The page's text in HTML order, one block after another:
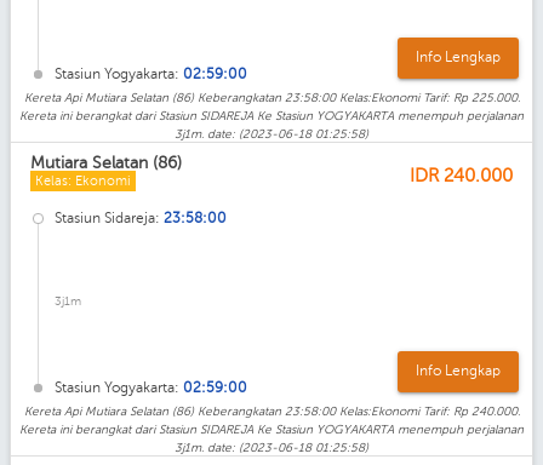
Stasiun Yogyakarta: 02:59:00
Info Lengkap
Kereta Api Mutiara Selatan (86) Keberangkatan 23:58:00 Kelas:Ekonomi Tarif: Rp 225.000.
Kereta ini berangkat dari Stasiun SIDAREJA Ke Stasiun YOGYAKARTA menempuh perjalanan
3j1m. date: (2023-06-18 01:25:58)
Mutiara Selatan (86)
Kelas: Ekonomi IDR 240.000
Stasiun Sidareja: 23:58:00
3j1m
Stasiun Yogyakarta: 02:59:00
Info Lengkap
Kereta Api Mutiara Selatan (86) Keberangkatan 23:58:00 Kelas:Ekonomi Tarif: Rp 240.000.
Kereta ini berangkat dari Stasiun SIDAREJA Ke Stasiun YOGYAKARTA menempuh perjalanan
3j1m. date: (2023-06-18 01:25:58)